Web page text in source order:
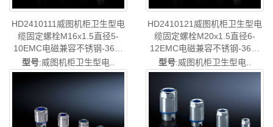
HD2410111威图机柜卫生型电
缆固定螺栓M16x1.5直径5-
10EMC电磁兼容不锈钢-36样
本-德国威图制造-rittal威图机柜
威图空调维修威图电柜威图风
扇威图PDU威图配件威图售后
型号:威图机柜卫生型电..
HD2410121威图机柜卫生型电
缆固定螺栓M20x1.5直径6-
12EMC电磁兼容不锈钢-36样
本-德国威图制造-rittal威图机柜
威图空调维修威图电柜威图风
HD2410.121
型号:威图机柜卫生型电..